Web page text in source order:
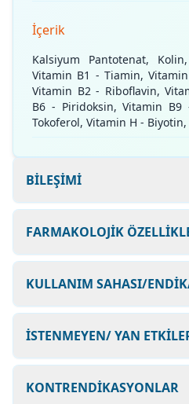
İçerik
Kalsiyum Pantotenat,
Vitamin B1 - Tiamin,
Vitamin B2 - Riboflavin,
B6 - Piridoksin, Vitamin
Tokoferol, Vitamin H - Biyotin,
BİLEŞİMİ
FARMAKOLOJİK
KULLANIM SAHASI/
İSTENMEYEN/ YAN
KONTRENDİKASYONLAR